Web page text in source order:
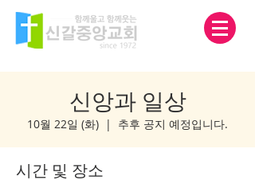
신앙과 일상
10월 22일 (화)
  |
추후 공지 예정입니다.
시간 및 장소